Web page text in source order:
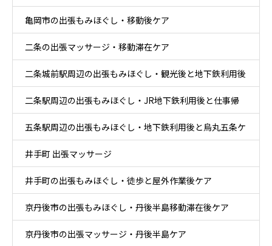
亀岡市の出張もみほぐし・移動後ケア
二条の出張マッサージ・移動滞在ケア
二条城前駅周辺の出張もみほぐし・観光後と地下鉄利用後
ケア
二条駅周辺の出張もみほぐし・JR地下鉄利用後と仕事帰
りケア
五条駅周辺の出張もみほぐし・地下鉄利用後と烏丸五条ケ
ア
井手町 出張マッサージ
井手町の出張もみほぐし・徒歩と屋外作業後ケア
京丹後市の出張もみほぐし・丹後半島移動滞在後ケア
京丹後市の出張マッサージ・丹後半島ケア